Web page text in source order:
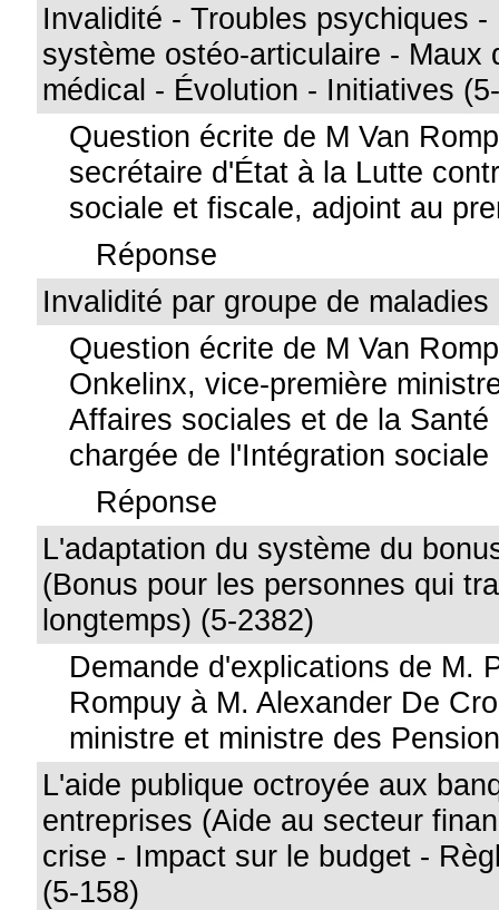
Invalidité - Troubles psychiques -
système ostéo-articulaire - Maux
médical - Évolution - Initiatives
Question écrite de M Van
secrétaire d'État à la Lutte
sociale et fiscale, adjoint au
Réponse
Invalidité par groupe de maladies
Question écrite de M Van
Onkelinx, vice-première
Affaires sociales et de la Santé
chargée de l'Intégration sociale
Réponse
L'adaptation du système du
(Bonus pour les personnes qui
longtemps) (5-2382)
Demande d'explications de M.
Rompuy à M. Alexander De
ministre et ministre des
L'aide publique octroyée aux
entreprises (Aide au secteur
crise - Impact sur le budget -
(5-158)